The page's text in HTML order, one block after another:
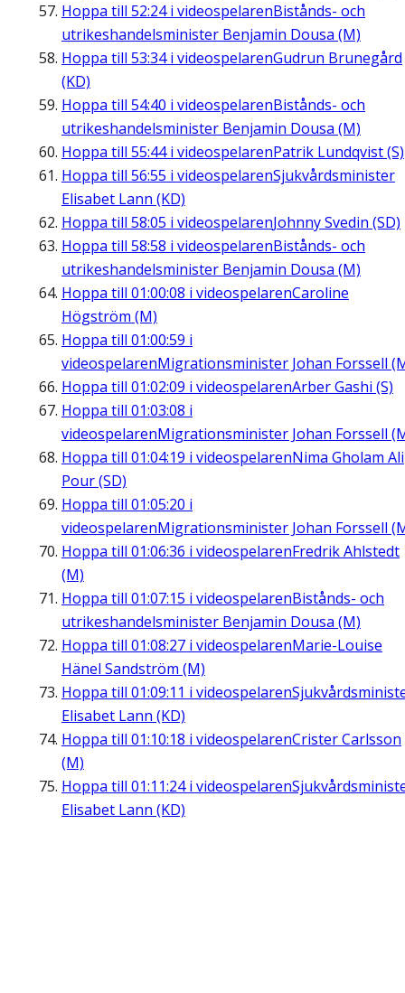
Hoppa till 52:24i videospelarenBistånds- och
utrikeshandelsminister Benjamin Dousa (M)
Hoppa till 53:34i videospelarenGudrun Brunegård
(KD)
Hoppa till 54:40 i videospelarenBistånds- och
utrikeshandelsminister Benjamin Dousa (M)
Hoppa till 55:44i videospelarenPatrik Lundqvist (S)
Hoppa till 56:55 i videospelarenSjukvårdsminister
Elisabet Lann (KD)
Hoppa till 58:05 i videospelarenJohnny Svedin (SD)
Hoppa till 58:58 i videospelarenBistånds- och
utrikeshandelsminister Benjamin Dousa (M)
Hoppa till 01:00:08 i videospelarenCaroline
Högström (M)
Hoppa till 01:00:59 i
videospelarenMigrationsminister Johan Forssell
Hoppa till 01:02:09 i videospelarenArber Gashi (S)
Hoppa till 01:03:08 i
videospelarenMigrationsminister Johan Forssell
Hoppa till 01:04:19 i videospelarenNima Gholam Ali
Pour (SD)
Hoppa till 01:05:20 i
videospelarenMigrationsminister Johan Forssell
Hoppa till 01:06:36 i videospelarenFredrik Ahlstedt
(M)
Hoppa till 01:07:15 i videospelarenBistånds- och
utrikeshandelsminister Benjamin Dousa (M)
Hoppa till 01:08:27 i videospelarenMarie-Louise
Hänel Sandström (M)
Hoppa till 01:09:11 i videospelaren
Elisabet Lann (KD)
Hoppa till 01:10:18 i videospelarenCrister Carlsson
(M)
Hoppa till 01:11:24i videospelaren
Elisabet Lann (KD)